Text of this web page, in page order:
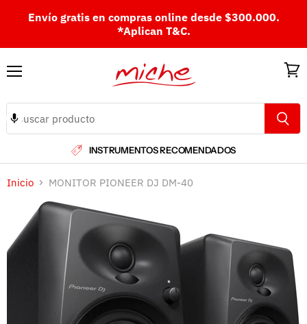
Envío gratis en compras online desde $300.000.
*Aplican T&C.
INSTRUMENTOS RECOMENDADOS
Inicio MONITOR PIONEER DJ DM-40